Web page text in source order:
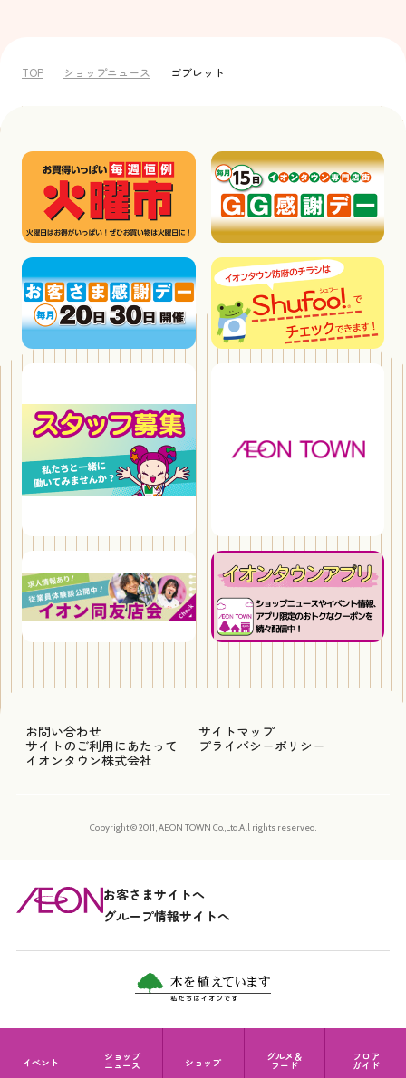
イベント ショップ
ニュース ショップ グルメ＆
フード
フロア
ガイド
TOP ショップニュース ゴブレット
お問い合わせ
サイトマップ
サイトのご利用にあたって
プライバシーポリシー
イオンタウン株式会社
Copyright © 2011, AEON TOWN Co.,Ltd.All rights reserved.
お客さまサイトへ
グループ情報サイトへ